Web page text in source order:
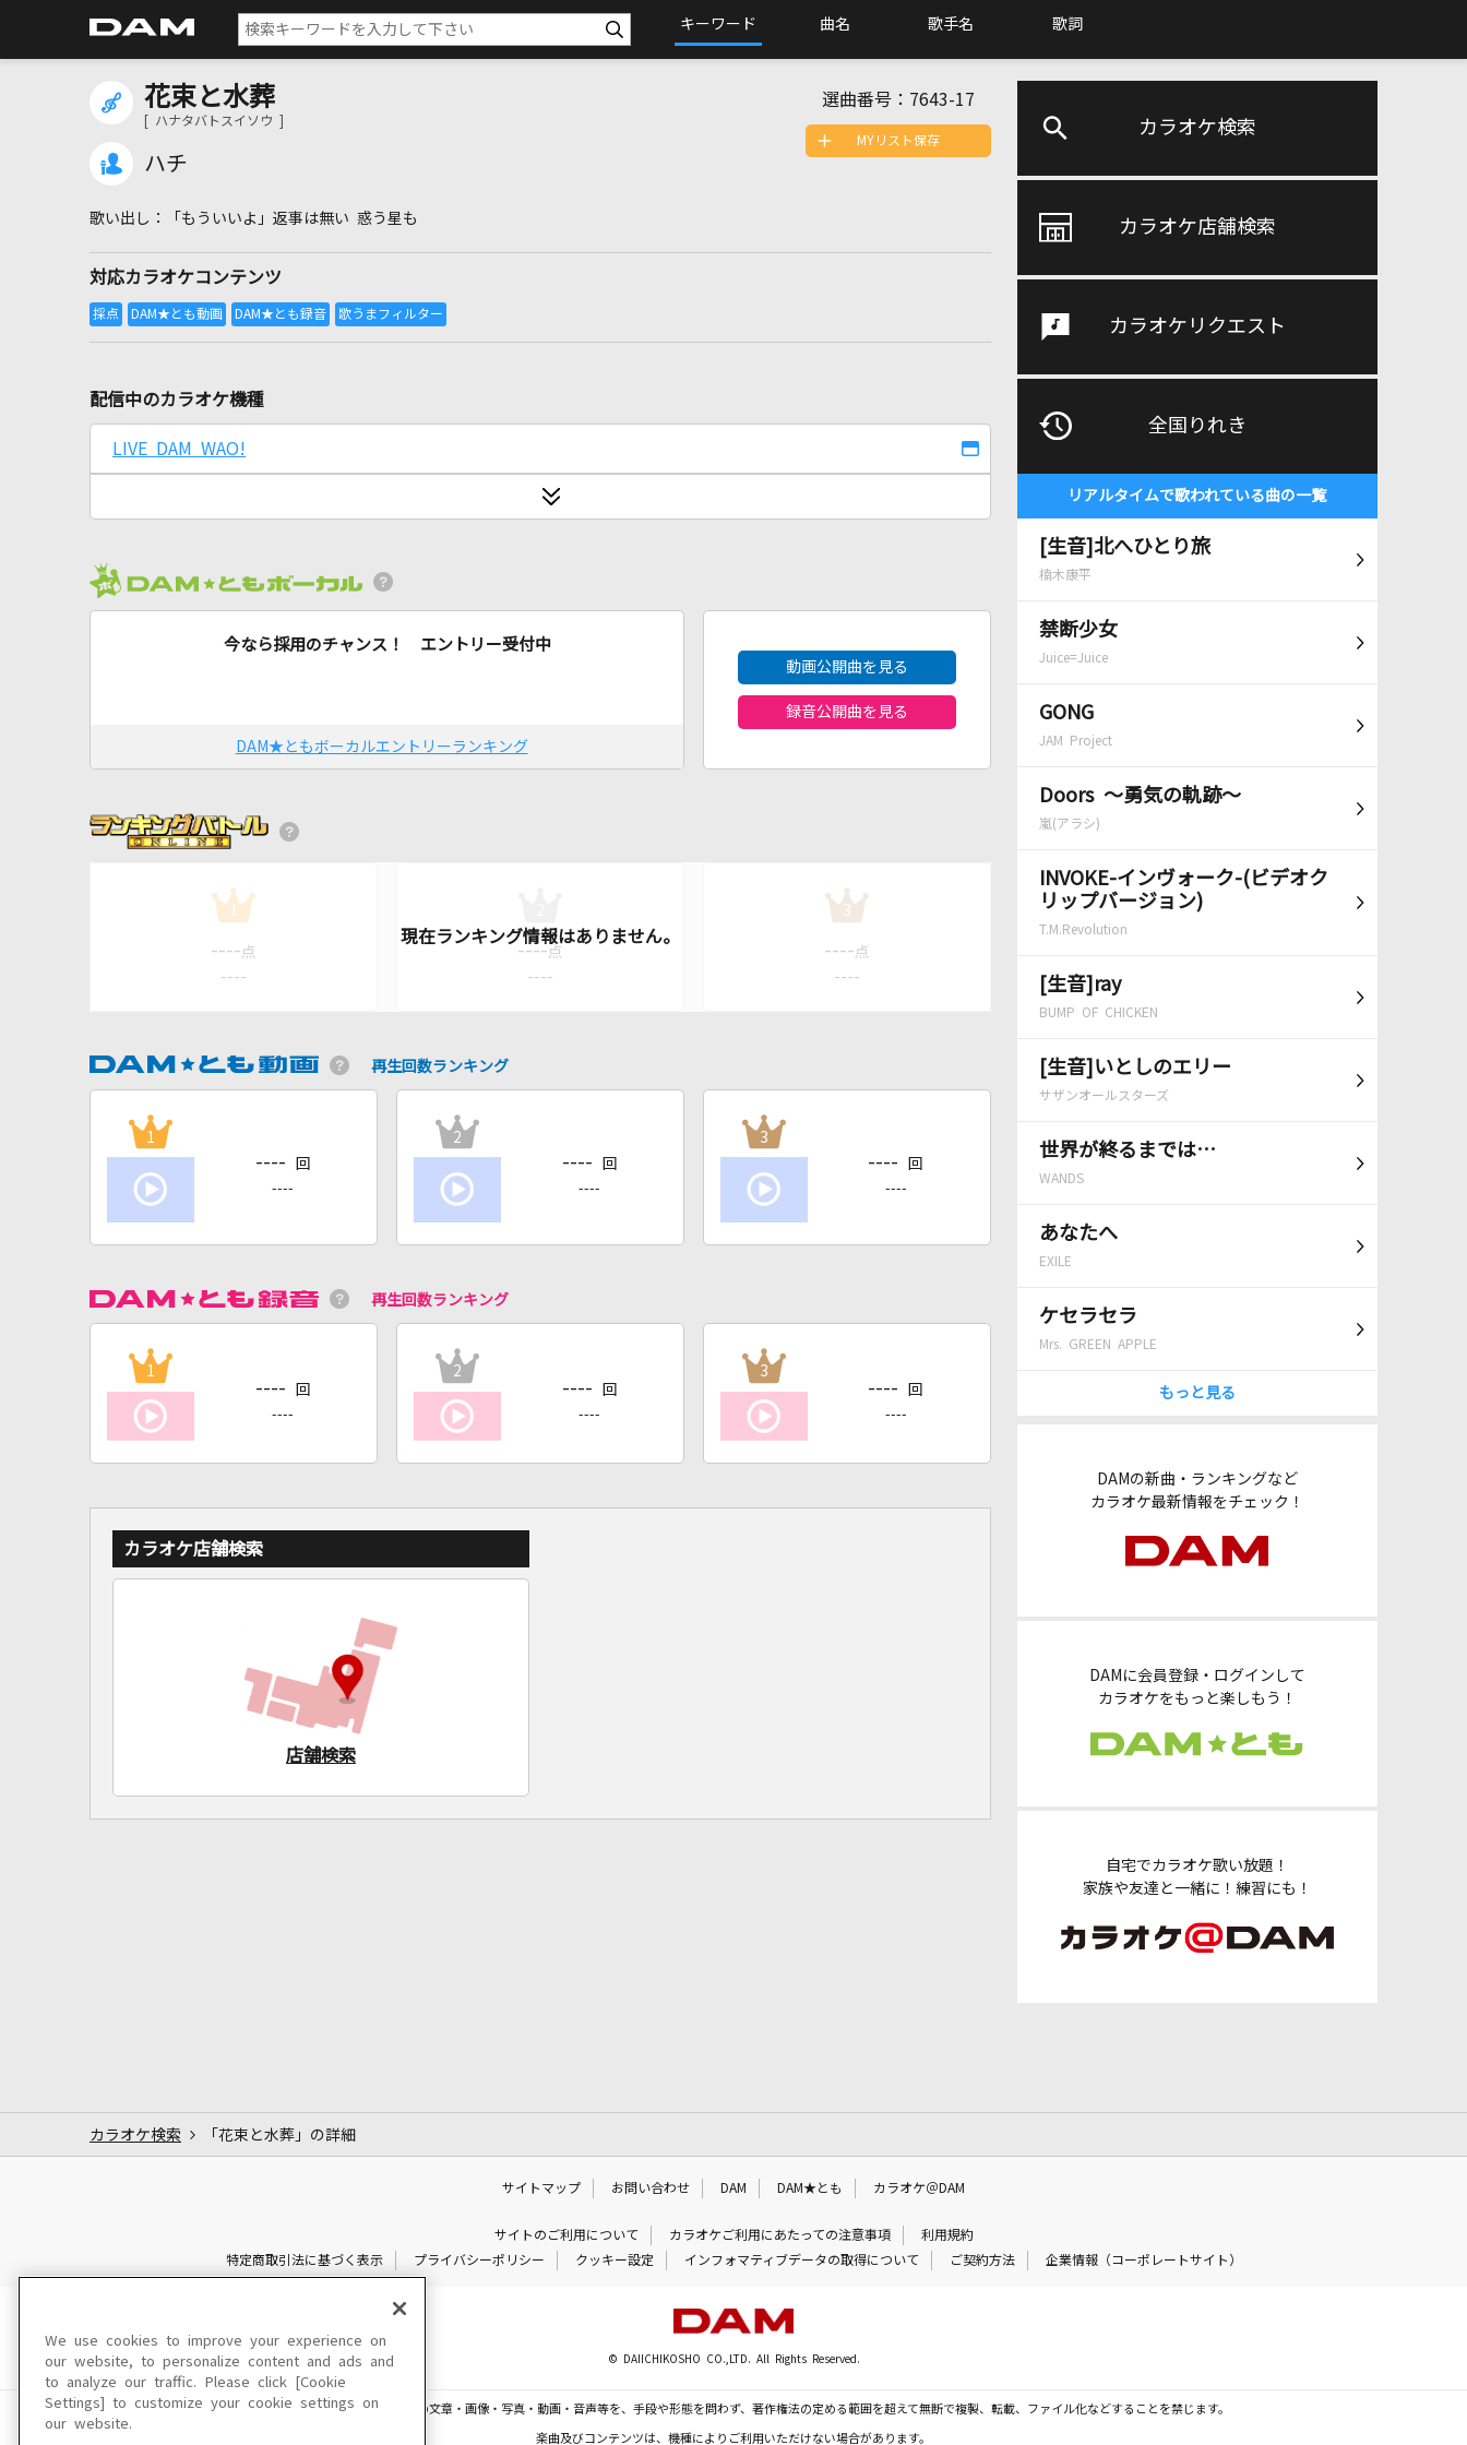
キーワード 曲名 歌手名 歌詞
カラオケ検索
カラオケ店舗検索
カラオケリクエスト
全国りれき
リアルタイムで歌われている曲の一覧
[生音]北へひとり旅
楠木康平
禁断少女
Juice=Juice
GONG
JAM Project
Doors ～勇気の軌跡～
嵐(アラシ)
INVOKE-インヴォーク-(ビデオク
リップバージョン)
T.M.Revolution
[生音]ray
BUMP OF CHICKEN
[生音]いとしのエリー
サザンオールスターズ
世界が終るまでは…
WANDS
あなたへ
EXILE
ケセラセラ
Mrs. GREEN APPLE
もっと見る
DAMの新曲・ランキングなど
カラオケ最新情報をチェック！
DAMに会員登録・ログインして
カラオケをもっと楽しもう！
自宅でカラオケ歌い放題！
家族や友達と一緒に！練習にも！
花束と水葬
[ ハナタバトスイソウ ]
ハチ
選曲番号： 7643-17
「もういいよ」返事は無い 惑う星も
対応カラオケコンテンツ
MYリスト保存
配信中のカラオケ機種
LIVE DAM WAO!
今なら採用のチャンス！ エントリー受付中
DAM★ともボーカルエントリーランキング
動画公開曲を見る
録音公開曲を見る
1
---- 点
----
---- 点
----
3
---- 点
----
再生回数ランキング
1
---- 回
----
2
---- 回
----
3
---- 回
----
再生回数ランキング
1
---- 回
----
2
---- 回
----
3
---- 回
----
カラオケ店舗検索
店舗検索
カラオケ検索 「花束と水葬」の詳細
サイトマップ お問い合わせ DAM DAM★とも カラオケ＠DAM
サイトのご利用について カラオケご利用にあたっての注意事項
利用規約
特定商取引法に基づく表示
プライバシーポリシー クッキー設定 インフォマティブデータの取得について ご契約方法 企業情報（コーポレートサイト）
© DAIICHIKOSHO CO.,LTD. All Rights Reserved.
このサイトに掲載されている一切の文章・画像・写真・動画・音声等を、手段や形態を問わず、著作権法の定める範囲を超えて無断で複製、転載、ファイル化などすることを禁じます。
楽曲及びコンテンツは、機種によりご利用いただけない場合があります。
We use cookies to improve your experience on
our website, to personalize content and ads and
to analyze our traffic. Please click [Cookie
Settings] to customize your cookie settings on
our website.